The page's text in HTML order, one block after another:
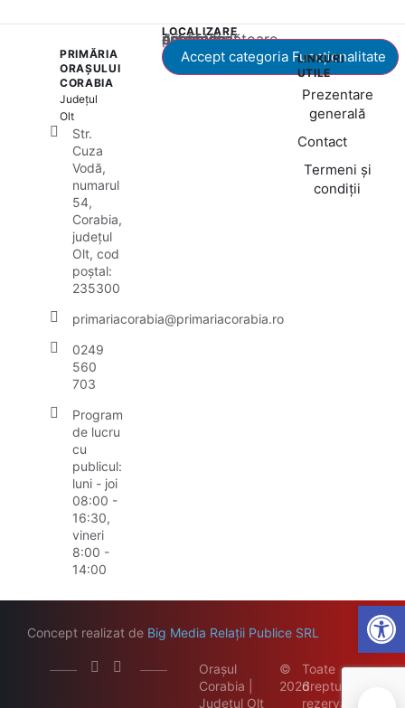
PRIMĂRIA
ORAȘULUI
CORABIA
Județul
Olt
Str.
Cuza
Vodă,
numarul
54,
Corabia,
județul
Olt, cod
poștal:
235300
primariacorabia@primariacorabia.ro
0249
560
703
Program
de lucru
cu
publicul:
luni - joi
08:00 -
16:30,
vineri
8:00 -
14:00
LOCALIZARE
Acest conținut este blocat până când acceptați categoria corespunzătoare de cookie-uri.
Accept categoria Funcționalitate
LINKURI
UTILE
Prezentare
generală
Contact
Termeni și
condiții
Orașul
Corabia |
Județul Olt
©
2026
Toate
drepturile
rezervate
Concept realizat de Big Media Relații Publice SRL